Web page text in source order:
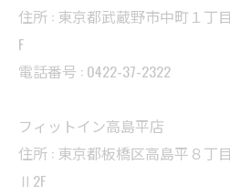
住所 : 東京都武蔵野市中町１丁
F
電話番号 : 0422-37-2322
フィットイン高島平店
住所 : 東京都板橋区高島平８丁
Ⅱ2F